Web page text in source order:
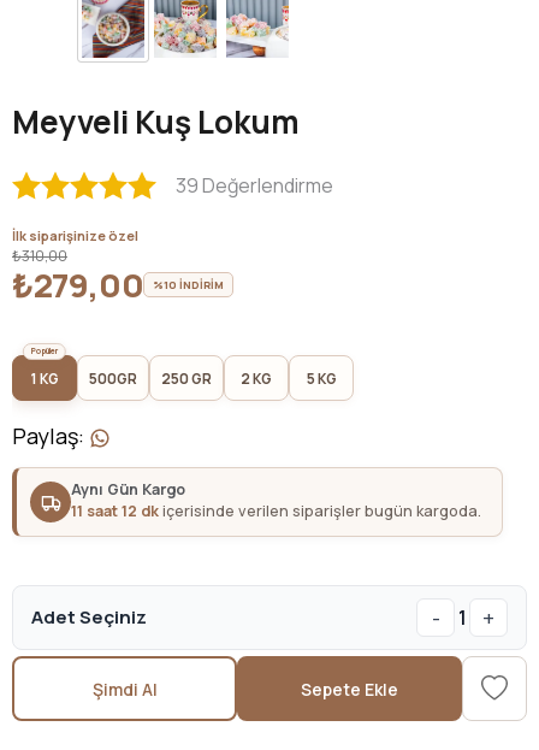
Meyveli Kuş Lokum
39 Değerlendirme
İlk siparişinize özel
₺310,00
₺279,00 %10 İNDİRİM
1 KG 500GR 250 GR 2 KG 5 KG
Paylaş:
Aynı Gün Kargo
11 saat 12 dkiçerisinde verilen siparişler bugün kargoda.
Adet Seçiniz - 1 +
Şimdi Al Sepete Ekle